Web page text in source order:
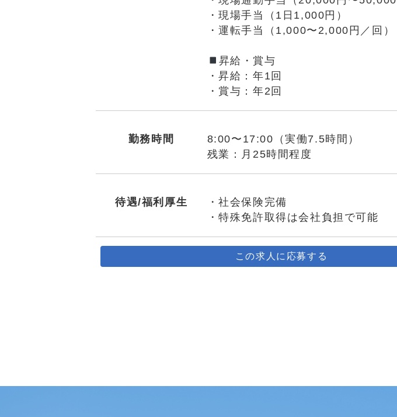
・現場手当（1日1,000円）
・運転手当（1,000〜2,000円／回）
昇給・賞与
・昇給：年1回
・賞与：年2回
勤務時間
8:00〜17:00（実働7.5時間）
残業：月25時間程度
待遇/福利厚生
・社会保険完備
・特殊免許取得は会社負担で可能
この求人に応募する